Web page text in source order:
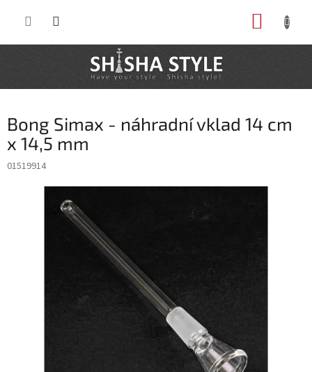
Bong Simax - náhradní vklad 14 cm
x 14,5 mm
01519914